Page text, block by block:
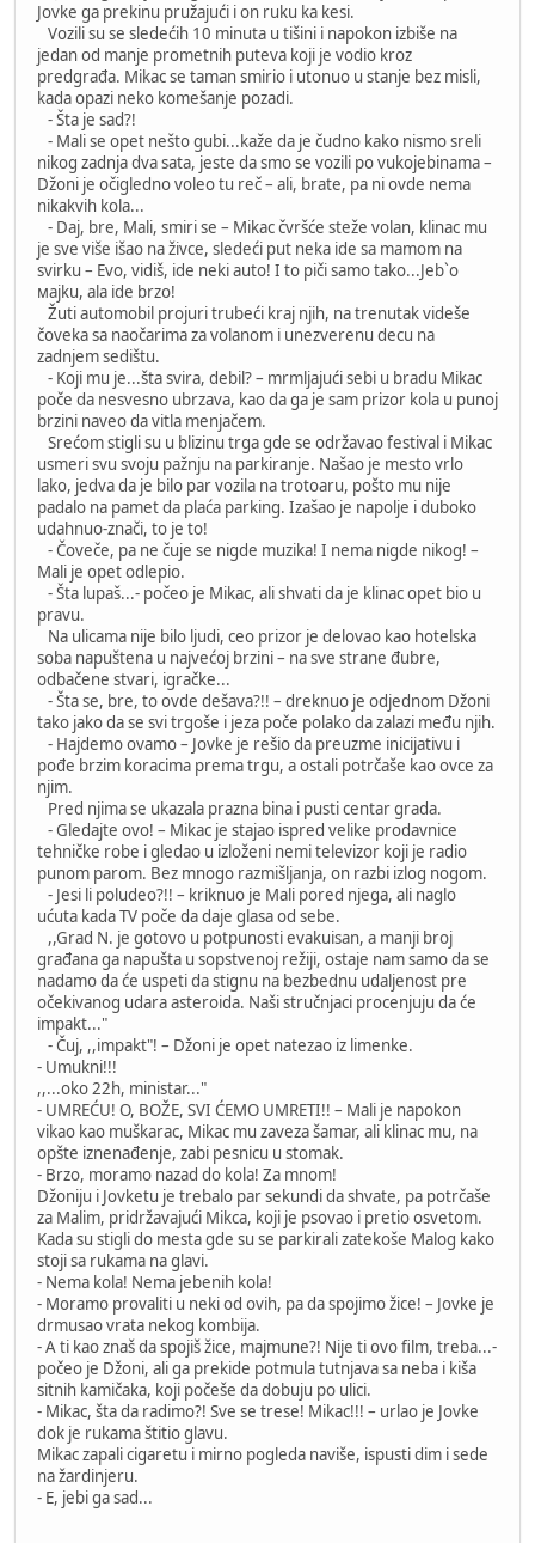
Jovke ga prekinu pružajući i on ruku ka kesi.
Vozili su se sledećih 10 minuta u tišini i napokon izbiše na
jedan od manje prometnih puteva koji je vodio kroz
predgrađa. Mikac se taman smirio i utonuo u stanje bez misli,
kada opazi neko komešanje pozadi.
- Šta je sad?!
- Mali se opet nešto gubi...kaže da je čudno kako nismo sreli
nikog zadnja dva sata, jeste da smo se vozili po vukojebinama –
Džoni je očigledno voleo tu reč – ali, brate, pa ni ovde nema
nikakvih kola...
- Daj, bre, Mali, smiri se – Mikac čvršće steže volan, klinac mu
je sve više išao na živce, sledeći put neka ide sa mamom na
svirku – Evo, vidiš, ide neki auto! I to piči samo tako...Jeb`о
мajku, ala ide brzo!
Žuti automobil projuri trubeći kraj njih, na trenutak videše
čoveka sa naočarima za volanom i unezverenu decu na
zadnjem sedištu.
- Koji mu je...šta svira, debil? – mrmljajući sebi u bradu Mikac
poče da nesvesno ubrzava, kao da ga je sam prizor kola u punoj
brzini naveo da vitla menjačem.
Srećom stigli su u blizinu trga gde se održavao festival i Mikac
usmeri svu svoju pažnju na parkiranje. Našao je mesto vrlo
lako, jedva da je bilo par vozila na trotoaru, pošto mu nije
padalo na pamet da plaća parking. Izašao je napolje i duboko
udahnuo-znači, to je to!
- Čoveče, pa ne čuje se nigde muzika! I nema nigde nikog! –
Mali je opet odlepio.
- Šta lupaš...- počeo je Mikac, ali shvati da je klinac opet bio u
pravu.
Na ulicama nije bilo ljudi, ceo prizor je delovao kao hotelska
soba napuštena u najvećoj brzini – na sve strane đubre,
odbačene stvari, igračke...
- Šta se, bre, to ovde dešava?!! – dreknuo je odjednom Džoni
tako jako da se svi trgoše i jeza poče polako da zalazi među njih.
- Hajdemo ovamo – Jovke je rešio da preuzme inicijativu i
pođe brzim koracima prema trgu, a ostali potrčaše kao ovce za
njim.
Pred njima se ukazala prazna bina i pusti centar grada.
- Gledajte ovo! – Mikac je stajao ispred velike prodavnice
tehničke robe i gledao u izloženi nemi televizor koji je radio
punom parom. Bez mnogo razmišljanja, on razbi izlog nogom.
- Jesi li poludeo?!! – kriknuo je Mali pored njega, ali naglo
ućuta kada TV poče da daje glasa od sebe.
,,Grad N. je gotovo u potpunosti evakuisan, a manji broj
građana ga napušta u sopstvenoj režiji, ostaje nam samo da se
nadamo da će uspeti da stignu na bezbednu udaljenost pre
očekivanog udara asteroida. Naši stručnjaci procenjuju da će
impakt..."
- Čuj, ,,impakt"! – Džoni je opet natezao iz limenke.
- Umukni!!!
,,...oko 22h, ministar..."
- UMREĆU! O, BOŽE, SVI ĆEMO UMRETI!! – Mali je napokon
vikao kao muškarac, Mikac mu zaveza šamar, ali klinac mu, na
opšte iznenađenje, zabi pesnicu u stomak.
- Brzo, moramo nazad do kola! Za mnom!
Džoniju i Jovketu je trebalo par sekundi da shvate, pa potrčaše
za Malim, pridržavajući Mikca, koji je psovao i pretio osvetom.
Kada su stigli do mesta gde su se parkirali zatekoše Malog kako
stoji sa rukama na glavi.
- Nema kola! Nema jebenih kola!
- Moramo provaliti u neki od ovih, pa da spojimo žice! – Jovke je
drmusao vrata nekog kombija.
- A ti kao znaš da spojiš žice, majmune?! Nije ti ovo film, treba...-
počeo je Džoni, ali ga prekide potmula tutnjava sa neba i kiša
sitnih kamičaka, koji počeše da dobuju po ulici.
- Mikac, šta da radimo?! Sve se trese! Mikac!!! – urlao je Jovke
dok je rukama štitio glavu.
Mikac zapali cigaretu i mirno pogleda naviše, ispusti dim i sede
na žardinjeru.
- E, jebi ga sad...